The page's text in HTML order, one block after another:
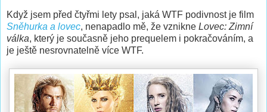
Když jsem před čtyřmi lety psal, jaká WTF podivnost je film
Sněhurka a lovec, nenapadlo mě, že vznikne Lovec: Zimní
válka, který je současně jeho prequelem i pokračováním, a
je ještě nesrovnatelně více WTF.